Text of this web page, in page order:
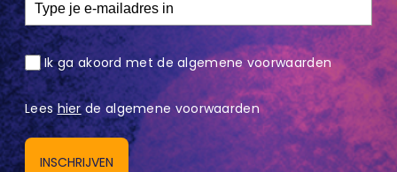
Ik ga akoord met de algemene voorwaarden
Leeshierde algemene voorwaarden
INSCHRIJVEN